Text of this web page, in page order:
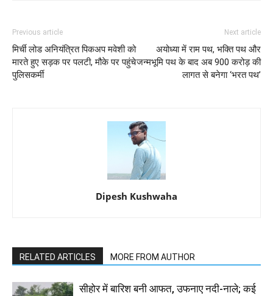
Previous article
मिर्ची लोड अनियंत्रित पिकअप मवेशी को
मारते हुए सड़क पर पलटी, मौके पर पहुंचे
पुलिसकर्मी
Next article
अयोध्या में राम पथ, भक्ति पथ और
जन्मभूमि पथ के बाद अब 900 करोड़ की
लागत से बनेगा ‘भरत पथ’
Dipesh Kushwaha
RELATED ARTICLES MORE FROM AUTHOR
सीहोर में बारिश बनी आफत, उफनाए नदी-नाले; कई